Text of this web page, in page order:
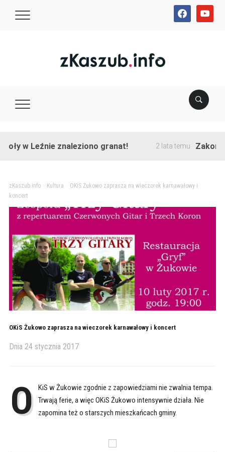
facebookyoutube
znaleziono granat! 2 lata temu Zakończono
zKaszub.info> Kultura
OKiS Żukowo zaprasza na wieczorek karnawałowy i
koncert
OKiS Żukowo zaprasza na wieczorek karnawałowy i koncert
Dnia 24 stycznia 2017
O KiS w Żukowie zgodnie z zapowiedziami nie zwalnia tempa.
Trwają ferie, a więc OKiS Żukowo intensywnie działa. Nie
zapomina też o starszych mieszkańcach gminy.